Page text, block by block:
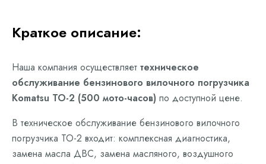
Краткое описание:
Наша компания осуществляет техническое
обслуживание бензинового вилочного погрузчика
Komatsu ТО-2 (500 мото-часов) по доступной цене.
В техническое обслуживание бензинового вилочного
погрузчика ТО-2 входит: комплексная диагностика,
замена масла ДВС, замена масляного, воздушного